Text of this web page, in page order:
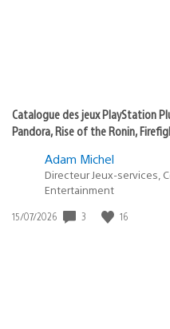
Catalogue des jeux PlayStation
Pandora, Rise of the Ronin,
Adam Michel
Directeur Jeux-services,
Entertainment
Date
15/07/2026 3 16